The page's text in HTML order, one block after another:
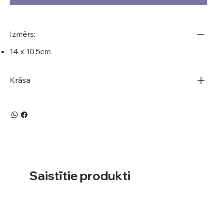
Izmērs:
14 x 10,5cm
Krāsa
Saistītie produkti